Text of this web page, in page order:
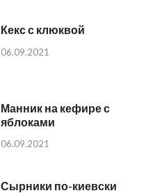
Кекс с клюквой
06.09.2021
Манник на кефире с
яблоками
06.09.2021
Сырники по-киевски